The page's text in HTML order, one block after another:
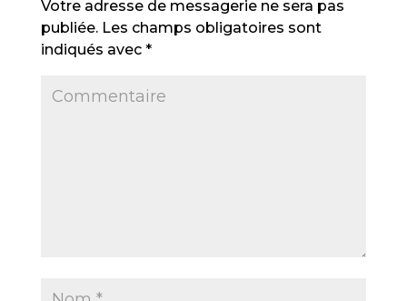
Votre adresse de messagerie ne sera pas
publiée.Les champs obligatoires sont
indiqués avec *